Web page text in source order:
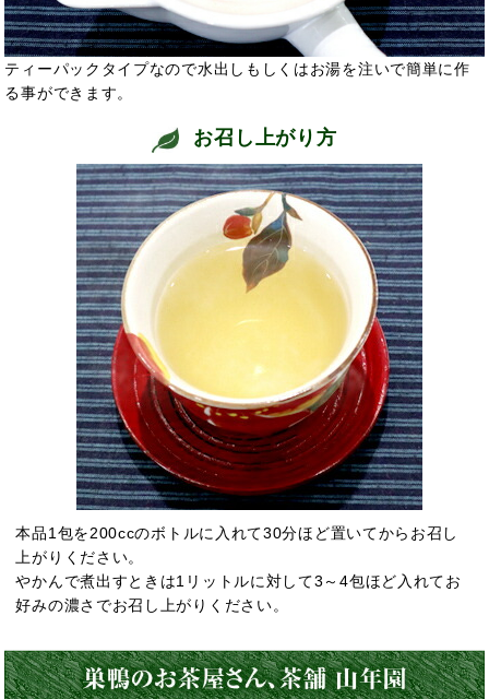
ティーパックタイプなので水出しもしくはお湯を注いで簡単に作
る事ができます。
お召し上がり方
本品1包を200ccのボトルに入れて30分ほど置いてからお召し
上がりください。
やかんで煮出すときは1リットルに対して3～4包ほど入れてお
好みの濃さでお召し上がりください。